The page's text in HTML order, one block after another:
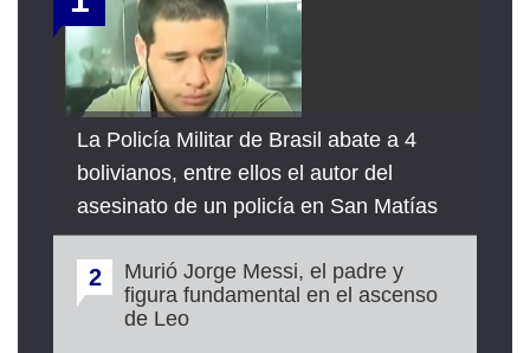
La Policía Militar de Brasil abate a 4
bolivianos, entre ellos el autor del
asesinato de un policía en San Matías
2
Murió Jorge Messi, el padre y
figura fundamental en el ascenso
de Leo